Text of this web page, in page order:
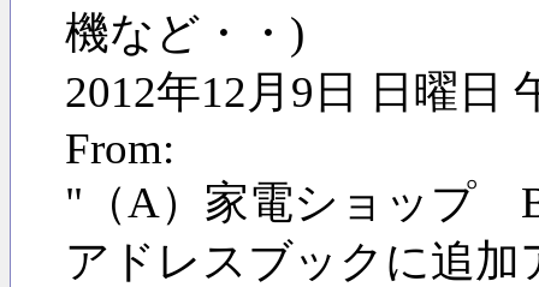
機など・・)
2012年12月9日 日曜日
From:
"（A）家電ショップ
アドレスブックに追